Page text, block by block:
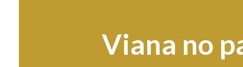
Viana no